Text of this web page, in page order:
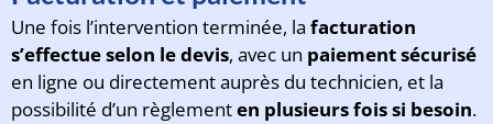
Une fois l’intervention terminée, la facturation
s’effectue selon le devis, avec un paiement sécurisé
en ligne ou directement auprès du technicien, et la
possibilité d’un règlementen plusieurs fois si besoin.